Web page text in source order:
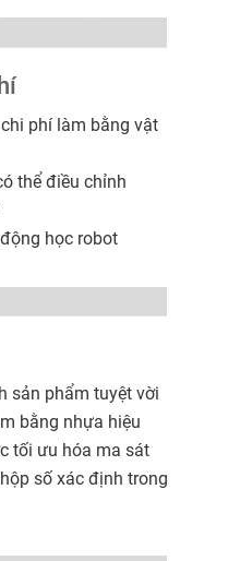
phí làm bằng vật
thể điều chỉnh
học robot
sản phẩm tuyệt vời
bằng nhựa hiệu
tối ưu hóa ma sát
số xác định trong